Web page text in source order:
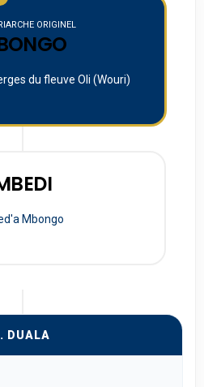
ORIGINEL
du fleuve Oli (Wouri)
Mbongo
I. DUALA